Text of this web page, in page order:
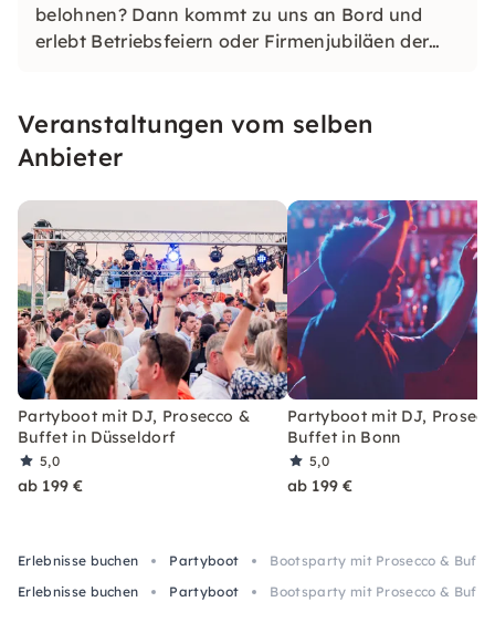
belohnen? Dann kommt zu uns an Bord und
erlebt Betriebsfeiern oder Firmenjubiläen der
Veranstaltungen vom selben
Anbieter
Partyboot mit DJ, Prosecco &
Buffet in Düsseldorf
5,0
ab 199 €
Partyboot mit DJ,
Buffet in Bonn
5,0
ab 199 €
Erlebnisse buchen Partyboot
Bootsparty mit Prosecco &
Erlebnisse buchen
Partyboot Bootsparty mit Prosecco &